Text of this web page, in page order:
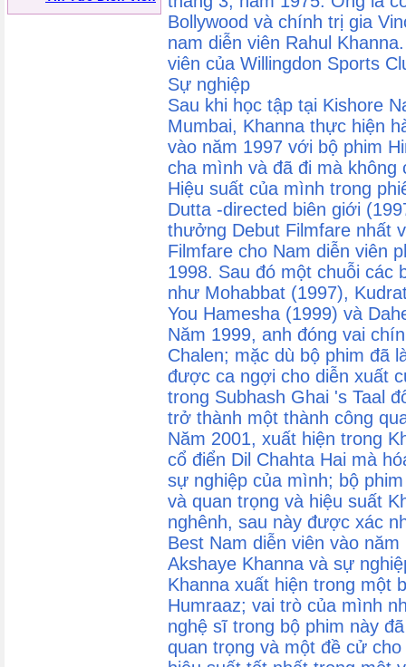
Bollywood và chính trị gia
nam diễn viên Rahul
viên của Willingdon Sports
Sự nghiệp
Sau khi học tập tại Kishore
Mumbai, Khanna thực hiện
vào năm 1997 với bộ phim
cha mình và đã đi mà không
Hiệu suất của mình trong
Dutta -directed biên giới
thưởng Debut Filmfare nhất
Filmfare cho Nam diễn viên
1998. Sau đó một chuỗi các
như Mohabbat (1997),
You Hamesha (1999) và
Năm 1999, anh đóng vai
Chalen; mặc dù bộ phim đã
được ca ngợi cho diễn xuất
trong Subhash Ghai 's Taal
trở thành một thành công
Năm 2001, xuất hiện trong
cổ điển Dil Chahta Hai mà
sự nghiệp của mình; bộ
và quan trọng và hiệu suất
nghênh, sau này được xác
Best Nam diễn viên vào
Akshaye Khanna và sự
Khanna xuất hiện trong một
Humraaz; vai trò của mình
nghệ sĩ trong bộ phim này
quan trọng và một đề cử